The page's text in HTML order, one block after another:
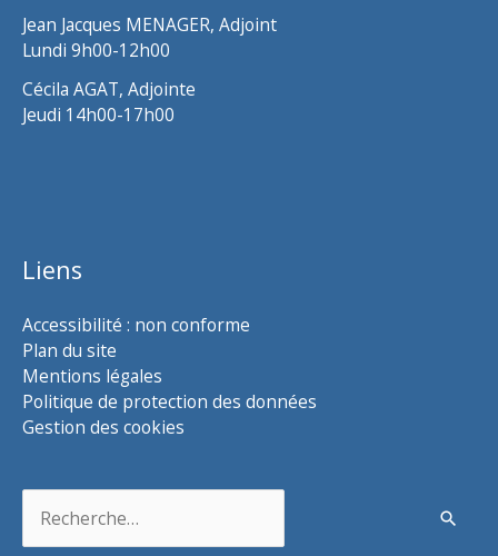
Jean Jacques MENAGER, Adjoint
Lundi 9h00-12h00
Cécila AGAT, Adjointe
Jeudi 14h00-17h00
Liens
Accessibilité : non conforme
Plan du site
Mentions légales
Politique de protection des données
Gestion des cookies